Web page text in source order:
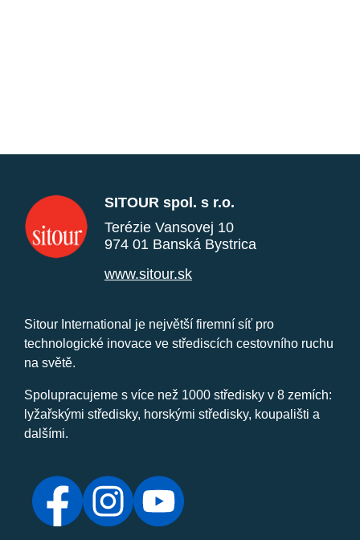
SITOUR spol. s r.o.
Terézie Vansovej 10
974 01 Banská Bystrica
www.sitour.sk
Sitour International je největší firemní síť pro
technologické inovace ve střediscích cestovního ruchu
na světě.
Spolupracujeme s více než 1000 středisky v 8 zemích:
lyžařskými středisky, horskými středisky, koupališti a
dalšími.